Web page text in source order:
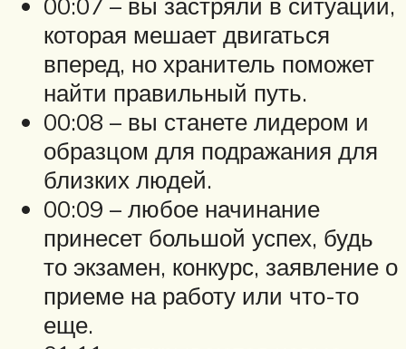
которая мешает двигаться
вперед, но хранитель поможет
найти правильный путь.
00:08 – вы станете лидером и
образцом для подражания для
близких людей.
00:09 – любое начинание
принесет большой успех, будь
то экзамен, конкурс, заявление о
приеме на работу или что-то
еще.